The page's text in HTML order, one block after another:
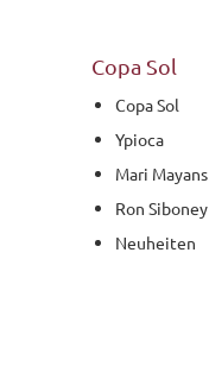
Copa Sol
Copa Sol
Ypioca
Mari Mayans
Ron Siboney
Neuheiten